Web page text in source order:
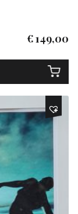
€149,00